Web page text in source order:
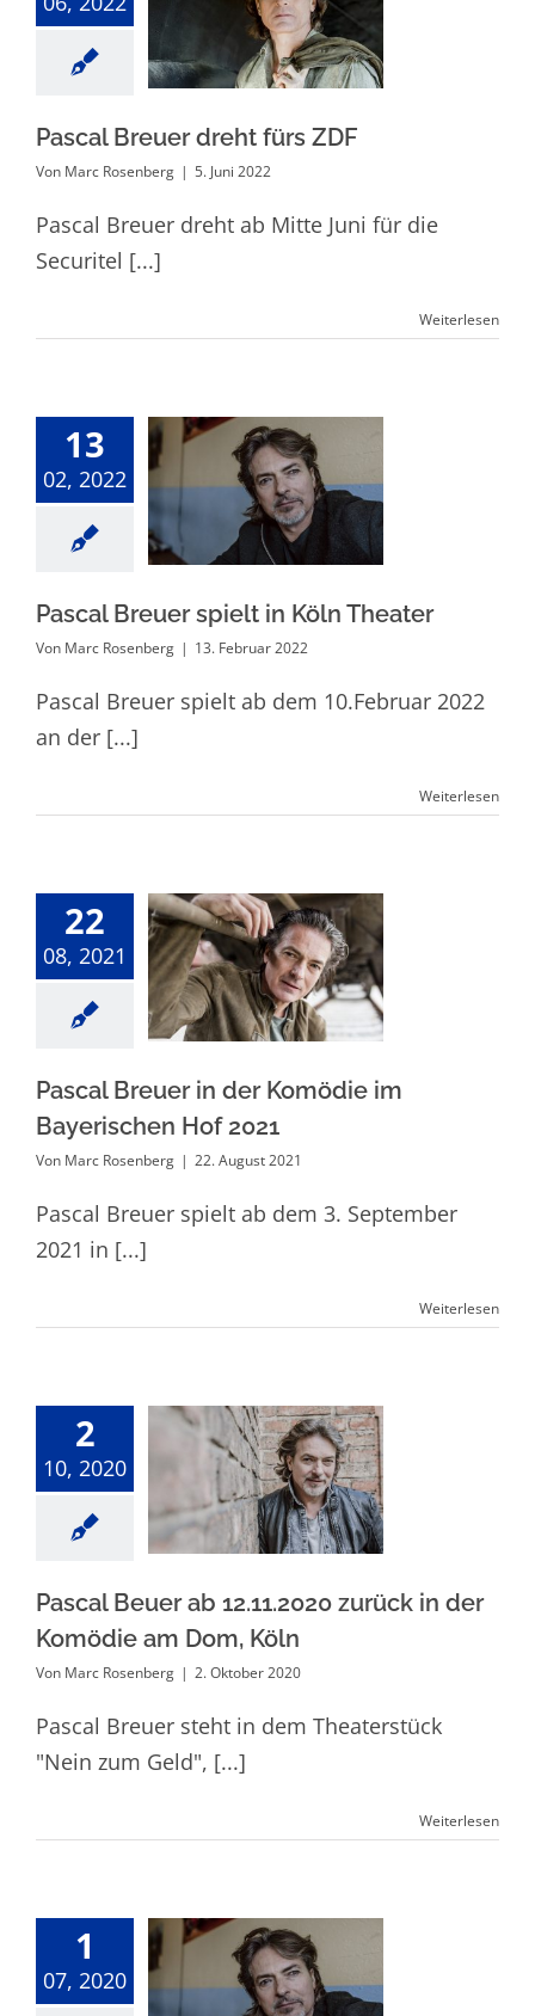
Pascal Breuer
dreht fürs ZDF
Pascal Breuer dreht fürs ZDF
Von Marc Rosenberg | 5. Juni 2022
Pascal Breuer dreht ab Mitte Juni für die
Securitel [...]
Weiterlesen
13
02, 2022
Pascal Breuer
spielt in Köln
Theater
Pascal Breuer spielt in Köln Theater
Von Marc Rosenberg | 13. Februar 2022
Pascal Breuer spielt ab dem 10.Februar 2022
an der [...]
Weiterlesen
22
08, 2021
Pascal Breuer in
der Komödie im
Bayerischen Hof
2021
Pascal Breuer in der Komödie im
Bayerischen Hof 2021
Von Marc Rosenberg | 22. August 2021
Pascal Breuer spielt ab dem 3. September
2021 in [...]
Weiterlesen
2
10, 2020
Pascal Beuer ab
12.11.2020
zurück in der
Komödie am
Pascal Beuer ab 12.11.2020 zurück in der
Komödie am Dom, Köln
Von Marc Rosenberg | 2. Oktober 2020
Pascal Breuer steht in dem Theaterstück
"Nein zum Geld", [...]
Weiterlesen
1
07, 2020
Pascal Breuer
spielt an der